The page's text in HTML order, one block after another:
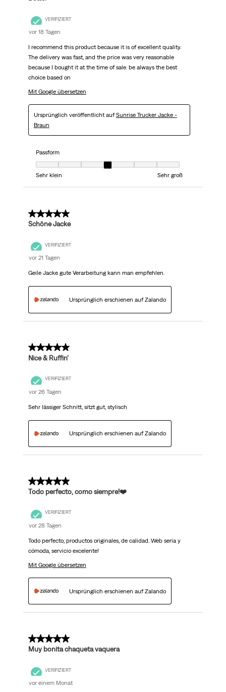
VERIFIZIERT
vor 18 Tagen
I recommend this product because it is of excellent quality.
The delivery was fast, and the price was very reasonable
because I bought it at the time of sale. be always the best
choice based on
Mit Google übersetzen
Ursprünglich veröffentlicht aufSunrise Trucker Jacke -
Braun
Passform
Passform, 4 von 7, wobei 1 gleich Sehr klein ist und 7 gleich Sehr groß
Sehr klein
Sehr groß
5 von 5 Sternen.
Schöne Jacke
VERIFIZIERT
vor 21 Tagen
Geile Jacke gute Verarbeitung kann man empfehlen.
Ursprünglich erschienen auf Zalando
5 von 5 Sternen.
Nice & Ruffin‘
VERIFIZIERT
vor 26 Tagen
Sehr lässiger Schnitt, sitzt gut, stylisch
Ursprünglich erschienen auf Zalando
5 von 5 Sternen.
Todo perfecto, como siempre!❤️
VERIFIZIERT
vor 28 Tagen
Todo perfecto, productos originales, de calidad. Web seria y
cómoda, servicio excelente!
Mit Google übersetzen
Ursprünglich erschienen auf Zalando
5 von 5 Sternen.
Muy bonita chaqueta vaquera
VERIFIZIERT
vor einem Monat